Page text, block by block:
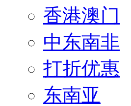
香港澳门
中东南非
打折优惠
东南亚